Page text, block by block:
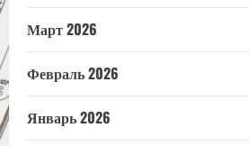
Март 2026
Февраль 2026
Январь 2026